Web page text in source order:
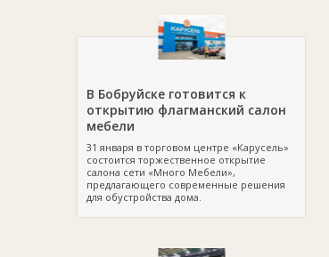
В Бобруйске готовится к
открытию флагманский салон
мебели
31 января в торговом центре «Карусель»
состоится торжественное открытие
салона сети «Много Мебели»,
предлагающего современные решения
для обустройства дома.